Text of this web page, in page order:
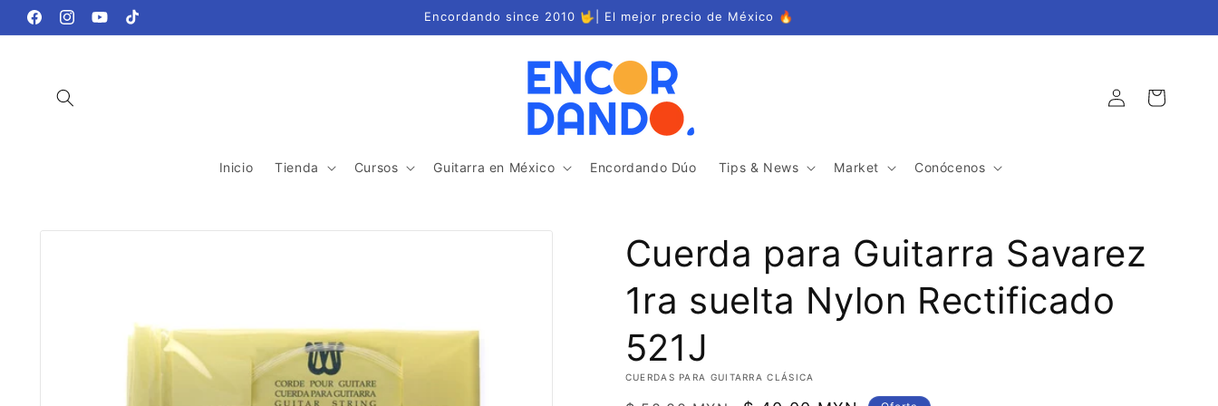
directamente
al contenido
FacebookInstagramYouTubeTikTok
Encordando since 2010 🤟| El mejor precio de México 🔥
Inicio Tienda Cursos Guitarra en México Encordando Dúo Tips & News Market Conócenos
Iniciar
sesión
Carrito
directamente
Cuerda para Guitarra Savarez
1ra suelta Nylon Rectificado
521J
CUERDAS PARA GUITARRA CLÁSICA